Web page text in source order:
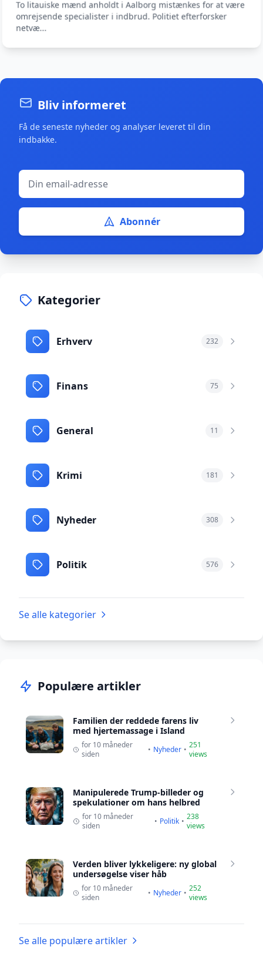
To litauiske mænd anholdt i Aalborg mistænkes for at være
omrejsende specialister i indbrud. Politiet efterforsker
netvæ...
Bliv informeret
Få de seneste nyheder og analyser leveret til din
indbakke.
Abonnér
Kategorier
Erhverv 232
Finans 75
General 11
Krimi 181
Nyheder 308
Politik 576
Se alle kategorier
Populære artikler
Familien der reddede farens liv
med hjertemassage i Island
for 10 måneder
siden
• Nyheder • 251
views
Manipulerede Trump-billeder og
spekulationer om hans helbred
for 10 måneder
siden
• Politik • 238
views
Verden bliver lykkeligere: ny global
undersøgelse viser håb
for 10 måneder
siden
• Nyheder • 252
views
Se alle populære artikler